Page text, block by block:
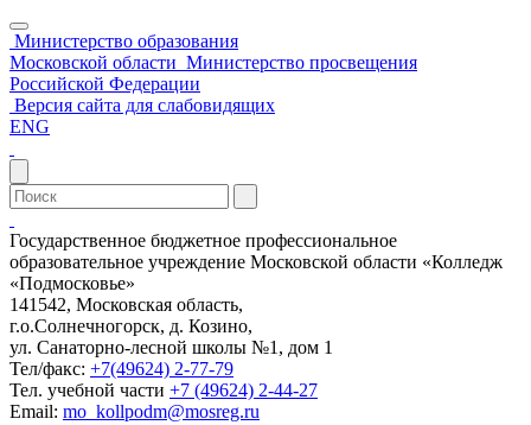
Министерство образования
Московской области Министерство просвещения
Российской Федерации
Версия сайта для слабовидящих
ENG
Государственное бюджетное профессиональное
образовательное учреждение Московской области «Колледж
«Подмосковье»
141542, Московская область,
г.о.Солнечногорск, д. Козино,
ул. Санаторно-лесной школы №1, дом 1
Тел/факс: +7(49624) 2-77-79
Тел. учебной части +7 (49624) 2-44-27
Email: mo_kollpodm@mosreg.ru